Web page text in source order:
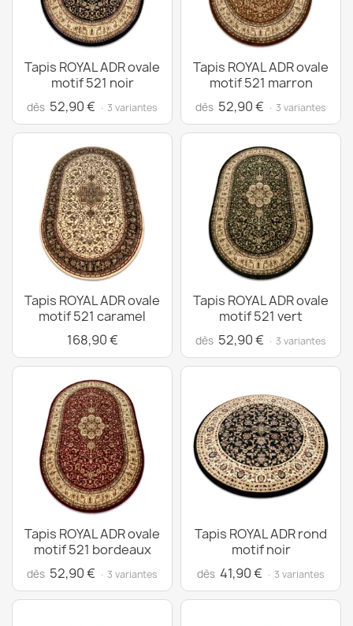
Tapis ROYAL ADR ovale
motif 521 noir
dès 52,90 € · 3 variantes
Tapis ROYAL ADR ovale
motif 521 marron
dès 52,90 € · 3 variantes
Tapis ROYAL ADR ovale
motif 521 caramel
168,90 €
Tapis ROYAL ADR ovale
motif 521 vert
dès 52,90 € · 3 variantes
Tapis ROYAL ADR ovale
motif 521 bordeaux
dès 52,90 € · 3 variantes
Tapis ROYAL ADR rond
motif noir
dès 41,90 € · 3 variantes